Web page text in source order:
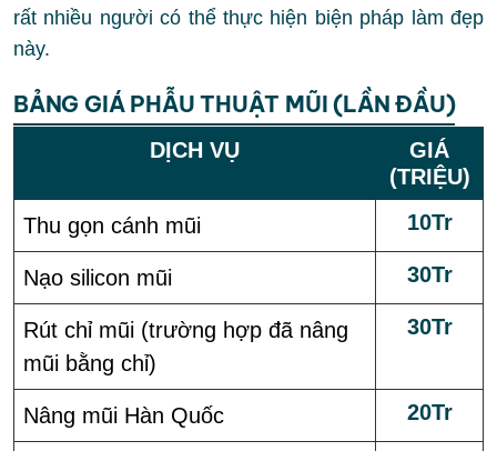
rất nhiều người có thể thực hiện biện pháp làm đẹp
này.
BẢNG GIÁ PHẪU THUẬT MŨI (LẦN ĐẦU)
DỊCH VỤ
GIÁ
(TRIỆU)
Thu gọn cánh mũi
10Tr
Nạo silicon mũi 30Tr
Rút chỉ mũi (trường hợp đã nâng
mũi bằng chỉ)
30Tr
Nâng mũi Hàn Quốc 20Tr